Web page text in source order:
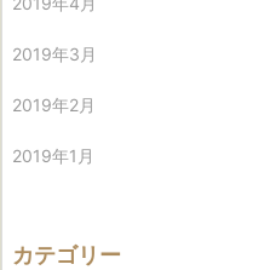
2019年3月
2019年2月
2019年1月
カテゴリー